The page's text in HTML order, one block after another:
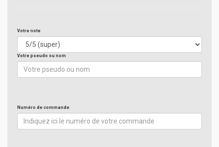
Votre note
Votre pseudo ou nom
Numéro de commande